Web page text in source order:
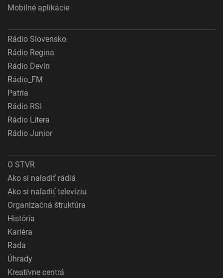
Mobilné aplikácie
Rádio Slovensko
Rádio Regina
Rádio Devín
Rádio_FM
Patria
Rádio RSI
Rádio Litera
Rádio Junior
O STVR
Ako si naladiť rádiá
Ako si naladiť televíziu
Organizačná štruktúra
História
Kariéra
Rada
Úhrady
Kreatívne centrá